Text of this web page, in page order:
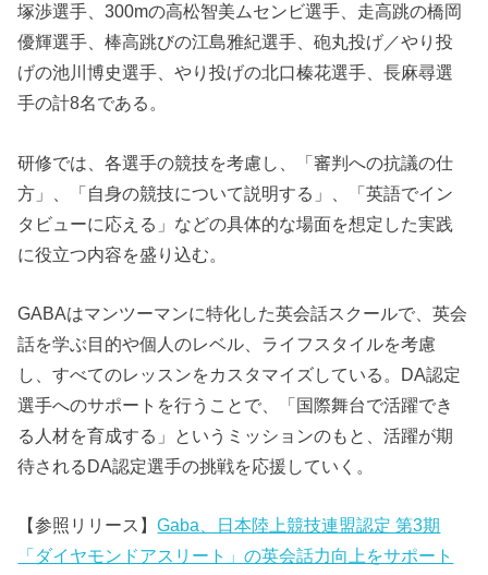
塚渉選手、300mの高松智美ムセンビ選手、走高跳の橋岡
優輝選手、棒高跳びの江島雅紀選手、砲丸投げ／やり投
げの池川博史選手、やり投げの北口榛花選手、長麻尋選
手の計8名である。
研修では、各選手の競技を考慮し、「審判への抗議の仕
方」、「自身の競技について説明する」、「英語でイン
タビューに応える」などの具体的な場面を想定した実践
に役立つ内容を盛り込む。
GABAはマンツーマンに特化した英会話スクールで、英会
話を学ぶ目的や個人のレベル、ライフスタイルを考慮
し、すべてのレッスンをカスタマイズしている。DA認定
選手へのサポートを行うことで、「国際舞台で活躍でき
る人材を育成する」というミッションのもと、活躍が期
待されるDA認定選手の挑戦を応援していく。
【参照リリース】Gaba、日本陸上競技連盟認定 第3期
「ダイヤモンドアスリート」の英会話力向上をサポート